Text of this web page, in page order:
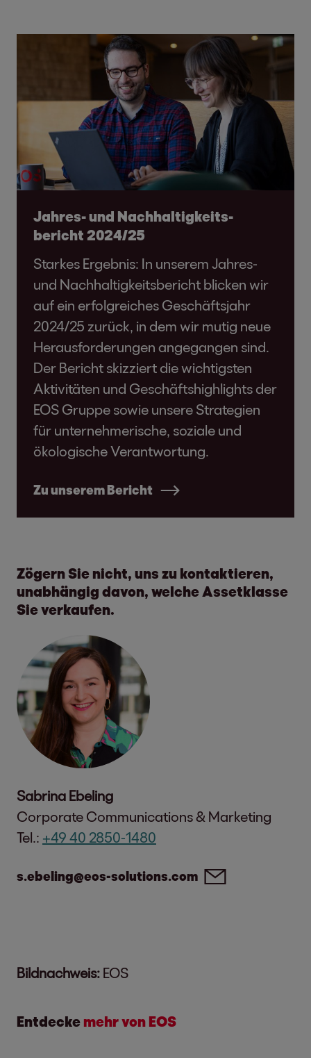
Jahres- und Nachhaltigkeits­
bericht 2024/25
Starkes Ergebnis: In unserem Jahres-
und Nachhaltigkeitsbericht blicken wir
auf ein erfolgreiches Geschäftsjahr
2024/25 zurück, in dem wir mutig neue
Herausforderungen angegangen sind.
Der Bericht skizziert die wichtigsten
Aktivitäten und Geschäftshighlights der
EOS Gruppe sowie unsere Strategien
für unternehmerische, soziale und
ökologische Verantwortung.
Zu unserem Bericht
Zögern Sie nicht, uns zu kontaktieren,
unabhängig davon, welche Assetklasse
Sie verkaufen.
Sabrina Ebeling
Corporate Communications & Marketing
Tel.: +49 40 2850-1480
s.ebeling@eos-solutions.com
Bildnachweis: EOS
Entdecke mehr von EOS